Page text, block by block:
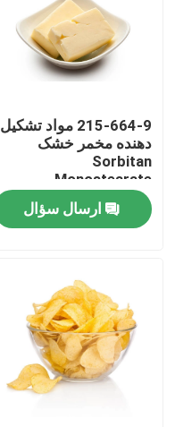
فیلم های
نمایش واقعیت مجازی
درباره ما
تور کارخانه
با ما تماس بگیرید
اخبار
215-664-9 مواد تشکیل
دهنده مخمر خشک
Sorbitan
Monostearate
SPAN60 بهبود انعطاف
پذیری
ارسال سؤال